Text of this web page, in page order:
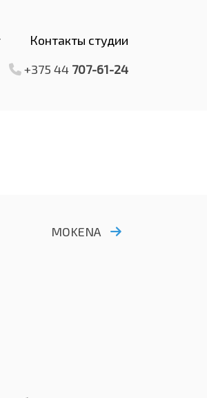
Контакты студии
+375 44 707-61-24
MOKENA